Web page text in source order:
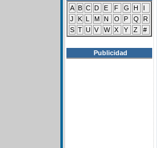
A B C D E F G H
I
J
K L M N O P Q
R
S T U V W X Y Z #
Publicidad